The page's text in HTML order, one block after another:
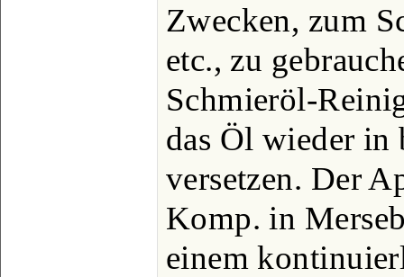
Zwecken, zum
etc., zu
Schmieröl-
das Öl wieder in
versetzen. Der
Komp. in
einem